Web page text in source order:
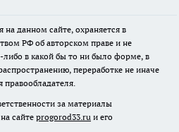
данном сайте, охраняется в
РФ об авторском праве и не
в какой бы то ни было форме, в
переработке не иначе
правообладателя.
за материалы
сайте progorod33.ru и его